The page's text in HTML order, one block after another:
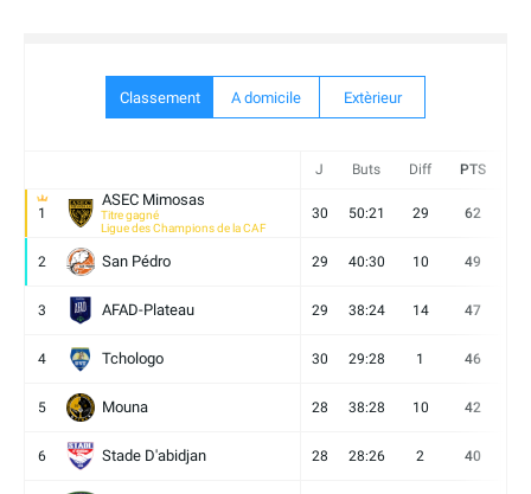
Classement A domicile Extèrieur
J Buts Diff PTS
1
ASEC Mimosas
Titre gagné
Ligue des Champions de la CAF
30 50:21 29 62
2 San Pédro 29 40:30 10 49
3 AFAD-Plateau 29 38:24 14 47
4 Tchologo 30 29:28 1 46
5 Mouna 28 38:28 10 42
6 Stade D'abidjan 28 28:26 2 40